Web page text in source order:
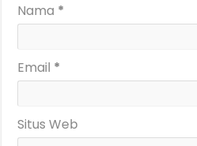
Nama *
Email *
Situs Web